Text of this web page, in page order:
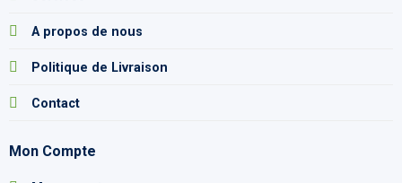
A propos de nous
Politique de Livraison
Contact
Mon Compte